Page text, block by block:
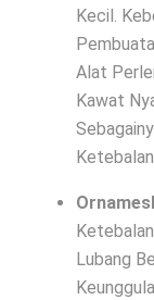
Kecil.
Alat
Kawat
Lubang